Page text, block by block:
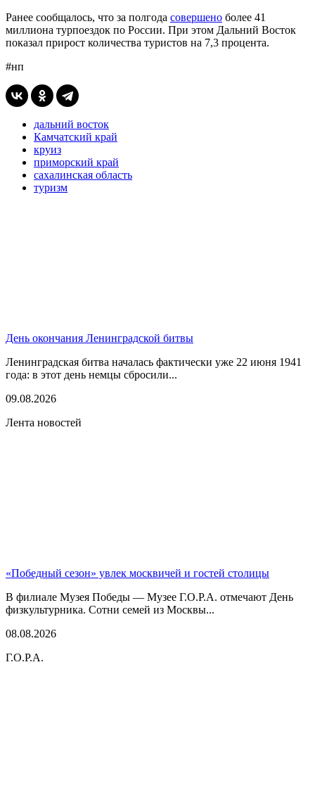
Ранее сообщалось, что за полгода совершено более 41
миллиона турпоездок по России. При этом Дальний Восток
показал прирост количества туристов на 7,3 процента.
#нп
дальний восток
Камчатский край
круиз
приморский край
сахалинская область
туризм
День окончания Ленинградской битвы
Ленинградская битва началась фактически уже 22 июня 1941
года: в этот день немцы сбросили...
09.08.2026
Лента новостей
«Победный сезон» увлек москвичей и гостей столицы
В филиале Музея Победы — Музее Г.О.Р.А. отмечают День
физкультурника. Сотни семей из Москвы...
08.08.2026
Г.О.Р.А.